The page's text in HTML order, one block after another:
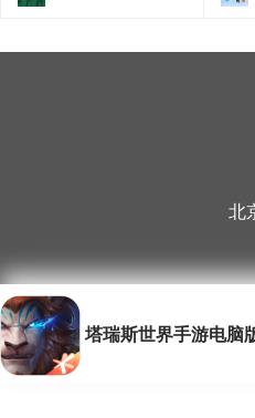
北
塔瑞斯世界手游电脑